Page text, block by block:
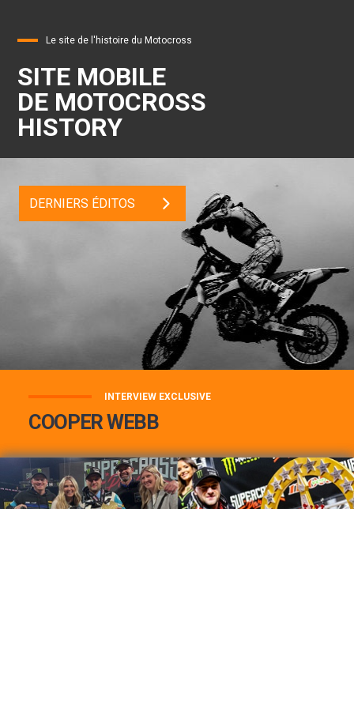
Le site de l'histoire du Motocross
SITE MOBILE
DE MOTOCROSS
HISTORY
DERNIERS ÉDITOS
INTERVIEW EXCLUSIVE
COOPER WEBB